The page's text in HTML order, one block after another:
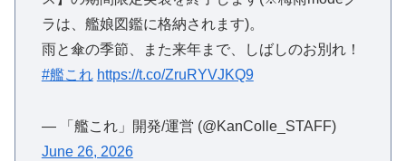
ラは、艦娘図鑑に格納されます)。
雨と傘の季節、また来年まで、しばしのお別れ！
#艦これ https://t.co/ZruRYVJKQ9
— 「艦これ」開発/運営 (@KanColle_STAFF)
June 26, 2026